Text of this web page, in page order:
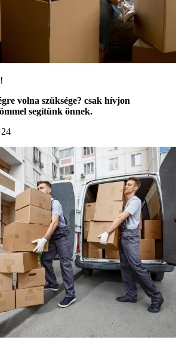
volna szüksége? csak hívjon
segítünk önnek.